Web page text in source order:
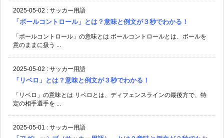
2025-05-02 : サッカー用語
「ボールコントロール」とは？意味と例文が３秒でわかる！
「ボールコントロール」の意味とは ボールコントロールとは、ボールを
意のままに扱う ...
2025-05-02 : サッカー用語
「リベロ」とは？意味と例文が３秒でわかる！
「リベロ」の意味とは リベロとは、ディフェンスラインの最後方で、特
定の相手選手を ...
2025-05-01 : サッカー用語